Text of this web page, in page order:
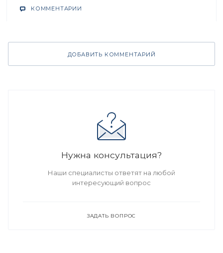
КОММЕНТАРИИ
ДОБАВИТЬ КОММЕНТАРИЙ
Нужна консультация?
Наши специалисты ответят на любой
интересующий вопрос
ЗАДАТЬ ВОПРОС